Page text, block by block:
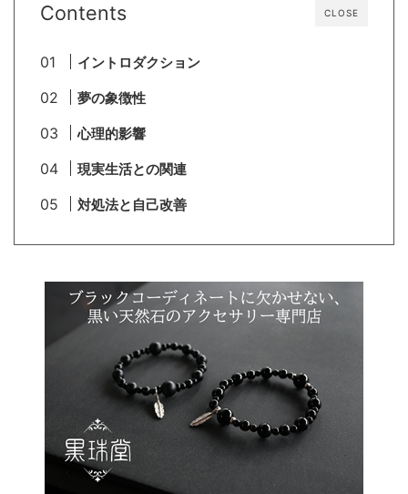
CLOSE
Contents
イントロダクション
夢の象徴性
心理的影響
現実生活との関連
対処法と自己改善